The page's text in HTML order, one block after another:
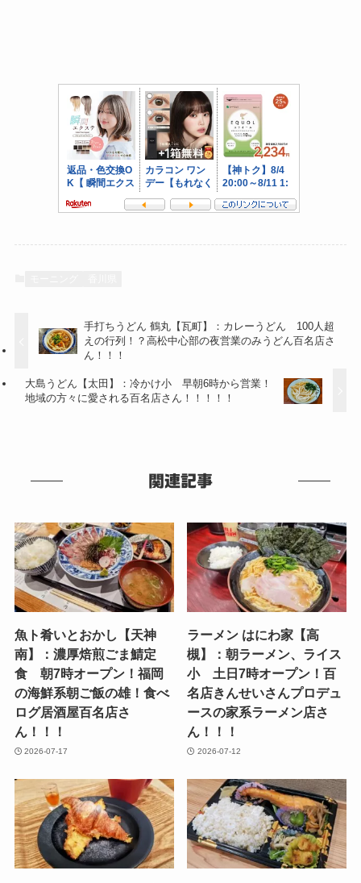
手打ちうどん 鶴丸【瓦町】：カレーうどん 100人超
えの行列！？高松中心部の夜営業のみうどん百名店さ
ん！！！
大島うどん【太田】：冷かけ小 早朝6時から営業！
地域の方々に愛される百名店さん！！！！！
関連記事
魚ト肴いとおかし【天神
南】：濃厚焙煎ごま鯖定
食 朝7時オープン！福岡
の海鮮系朝ご飯の雄！食べ
ログ居酒屋百名店さ
ん！！！
2026-07-17
ラーメン はにわ家【高
槻】：朝ラーメン、ライス
小 土日7時オープン！百
名店きんせいさんプロデュ
ースの家系ラーメン店さ
ん！！！
2026-07-12